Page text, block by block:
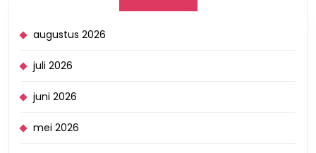
augustus 2026
juli 2026
juni 2026
mei 2026